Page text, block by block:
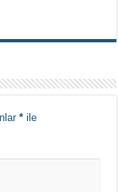
* ile